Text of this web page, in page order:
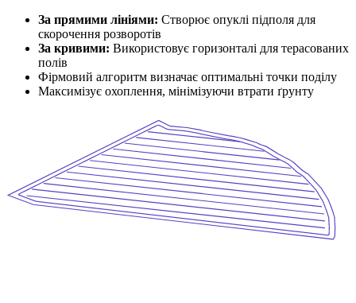
За прямими лініями: Створює опуклі підполя для
скорочення розворотів
За кривими: Використовує горизонталі для терасованих
полів
Фірмовий алгоритм визначає оптимальні точки поділу
Максимізує охоплення, мінімізуючи втрати ґрунту